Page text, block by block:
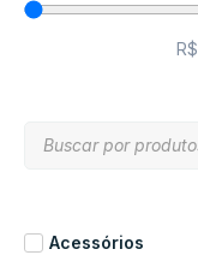
R$
Acessórios